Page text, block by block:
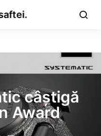
câștigă
Award